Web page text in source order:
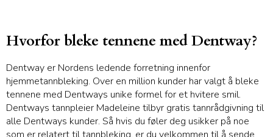
Hvorfor bleke tennene med Dentway?
Dentway er Nordens ledende forretning innenfor
hjemmetannbleking. Over en million kunder har valgt å bleke
tennene med Dentways unike formel for et hvitere smil.
Dentways tannpleier Madeleine tilbyr gratis tannrådgivning til
alle Dentways kunder. Så hvis du føler deg usikker på noe